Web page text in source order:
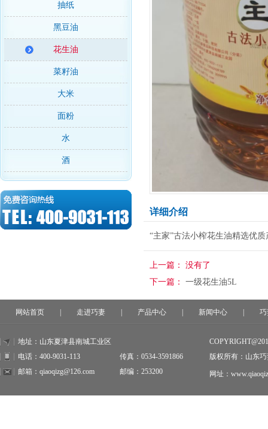
抽纸
黑豆油
花生油
菜籽油
大米
面粉
水
酒
详细介绍
“主家”古法小榨花生油精选优
上一篇： 没有了
下一篇： 一级花生油5L
网站首页 走进巧妻 产品中心 新闻中心
地址：山东夏津县南城工业区
电话：400-9031-113
传真：0534-3591866
邮箱：qiaoqizg@126.com
邮编：253200
版权所有：山东
网址：